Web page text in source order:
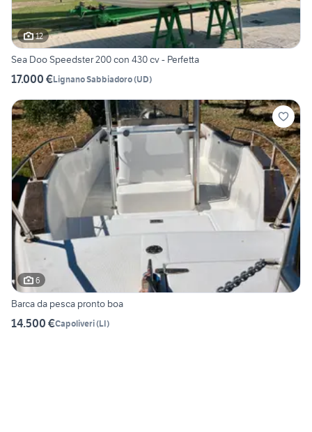
12
Sea Doo Speedster 200 con 430 cv - Perfetta
17.000 €Lignano Sabbiadoro(UD)
6
Barca da pesca pronto boa
14.500 €Capoliveri(LI)